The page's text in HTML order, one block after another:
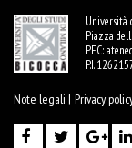
Università
Piazza
PEC:
P.I.
Note legali | Privacy